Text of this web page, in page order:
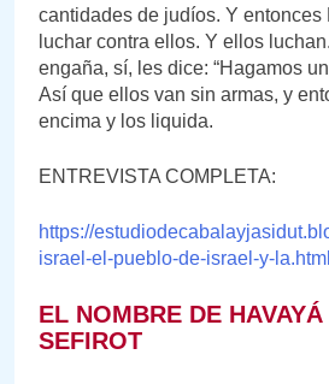
cantidades de judíos. Y entonces
luchar contra ellos. Y ellos
engaña, sí, les dice: “Hagamos
Así que ellos van sin armas, y
encima y los liquida.
ENTREVISTA COMPLETA:
https://
israel-el-pueblo-de-israel-y-la.html
EL NOMBRE DE
SEFIROT